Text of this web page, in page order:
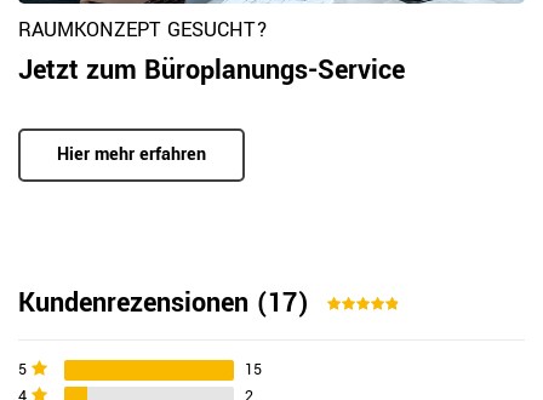
RAUMKONZEPT GESUCHT?
Jetzt zum Büroplanungs-Service
Hier mehr erfahren
Kundenrezensionen (17)
5
15